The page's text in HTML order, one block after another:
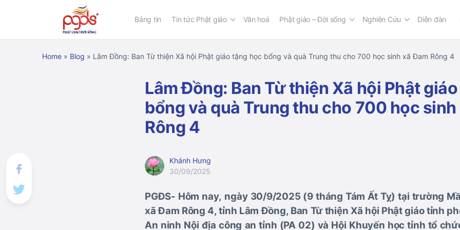
Bảng tin Tin tức Phật giáo Văn hoá Phật giáo – Đời sống Nghiên Cứu Diễn đàn
Home » Blog » Lâm Đồng: Ban Từ thiện Xã hội Phật giáo tặng học bổng và quà Trung thu cho 700 học sinh xã Đam Rông 4
Lâm Đồng: Ban Từ thiện Xã hội Phật
bổng và quà Trung thu cho 700 học
Rông 4
Khánh Hưng
30/09/2025
PGĐS- Hôm nay, ngày 30/9/2025 (9 tháng Tám Ất Tỵ) tại trường
xã Đam Rông 4, tỉnh Lâm Đồng, Ban Từ thiện Xã hội Phật giáo tỉnh
An ninh Nội địa công an tỉnh (PA 02) và Hội Khuyến học tỉnh tổ